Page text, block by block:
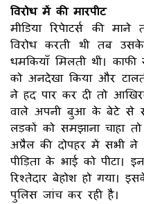
विरोध में की मारपीट
मीडिया रिपेाटर्स की
विरोध करती थी तब
धमकियाँ मिलती थीं।
को अनदेखा किया और
ने हद पार कर दी तो
वाले अपनी बुआ के बेटे से
लड़कों को समझाना चाहा
अप्रैल की दोपहर में सभी
पीड़िता के भाई को पीटा।
रिश्तेदार बेहोश हो गया।
पुलिस जांच कर रही है।